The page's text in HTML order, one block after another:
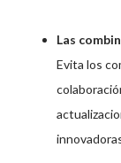
Las
Evita los